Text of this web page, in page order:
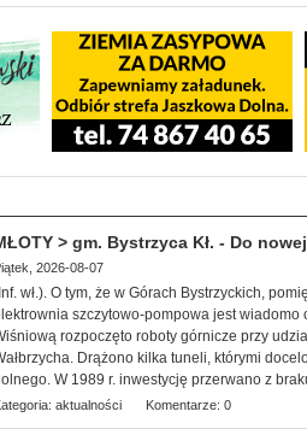
> gm. Bystrzyca Kł. - Do
2026-08-07
wł.). O tym, że w Górach Bystrzyckich,
szczytowo-pompowa jest wiadomo
rozpoczęto roboty górnicze przy
Drążono kilka tuneli, którymi
W 1989 r. inwestycję przerwano z
aktualności Komentarze: 0